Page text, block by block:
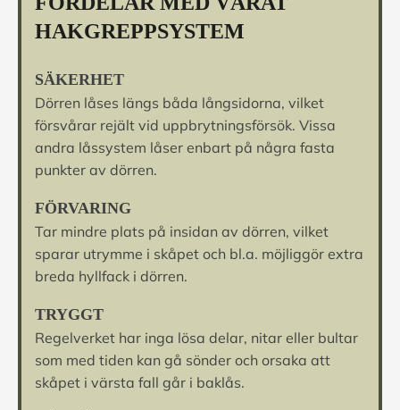
HAKGREPPSYSTEM
SÄKERHET
Dörren låses längs båda långsidorna, vilket
försvårar rejält vid uppbrytningsförsök. Vissa
andra låssystem låser enbart på några fasta
punkter av dörren.
FÖRVARING
Tar mindre plats på insidan av dörren, vilket
sparar utrymme i skåpet och bl.a. möjliggör extra
breda hyllfack i dörren.
TRYGGT
Regelverket har inga lösa delar, nitar eller bultar
som med tiden kan gå sönder och orsaka att
skåpet i värsta fall går i baklås.